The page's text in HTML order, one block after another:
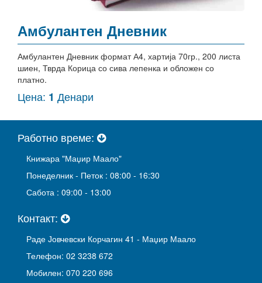
Амбулантен Дневник
Амбулантен Дневник формат А4, хартија 70гр., 200 листа
шиен, Тврда Корица со сива лепенка и обложен со
платно.
Цена: 1 Денари
Работно време:
Книжара "Маџир Маало"
Понеделник - Петок : 08:00 - 16:30
Сабота : 09:00 - 13:00
Контакт:
Раде Јовчевски Корчагин 41 - Маџир Маало
Телефон: 02 3238 672
Мобилен: 070 220 696